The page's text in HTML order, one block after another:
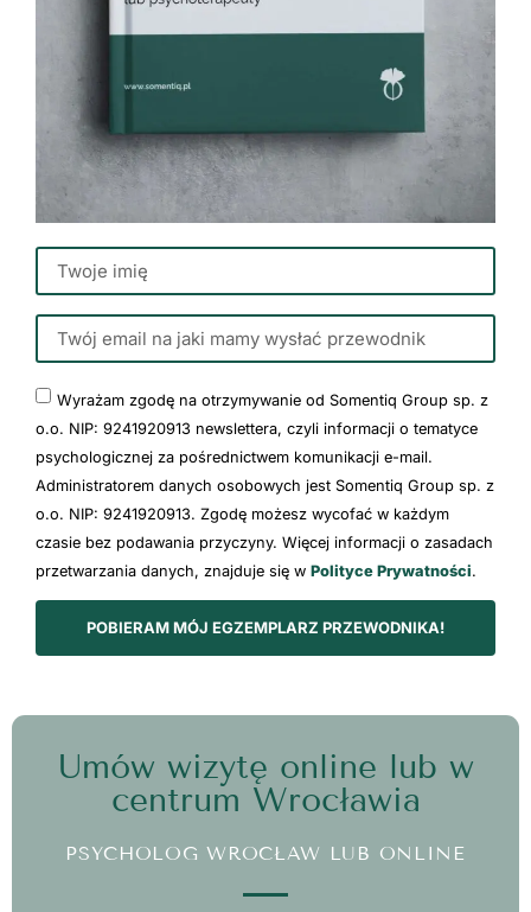
Wyrażam zgodę na otrzymywanie od Somentiq Group sp. z
o.o. NIP: 9241920913 newslettera, czyli informacji o tematyce
psychologicznej za pośrednictwem komunikacji e-mail.
Administratorem danych osobowych jest Somentiq Group sp. z
o.o. NIP: 9241920913. Zgodę możesz wycofać w każdym
czasie bez podawania przyczyny. Więcej informacji o zasadach
przetwarzania danych, znajduje się w Polityce Prywatności.
POBIERAM MÓJ EGZEMPLARZ PRZEWODNIKA!
Umów wizytę online lub w
centrum Wrocławia
PSYCHOLOG WROCŁAW LUB ONLINE